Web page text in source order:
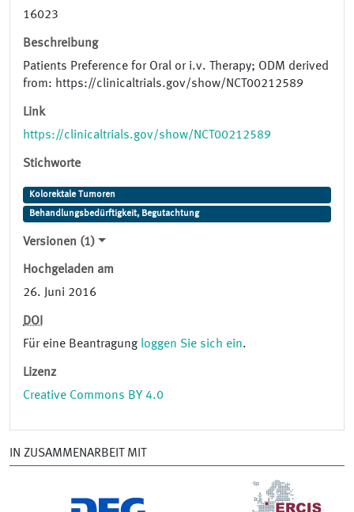
16023
Beschreibung
Patients Preference for Oral or i.v. Therapy; ODM derived
from: https://clinicaltrials.gov/show/NCT00212589
Link
https://clinicaltrials.gov/show/NCT00212589
Stichworte
Kolorektale Tumoren
Behandlungsbedürftigkeit, Begutachtung
Versionen (1)
Hochgeladen am
26. Juni 2016
DOI
Für eine Beantragung loggen Sie sich ein.
Lizenz
Creative Commons BY 4.0
IN ZUSAMMENARBEIT MIT